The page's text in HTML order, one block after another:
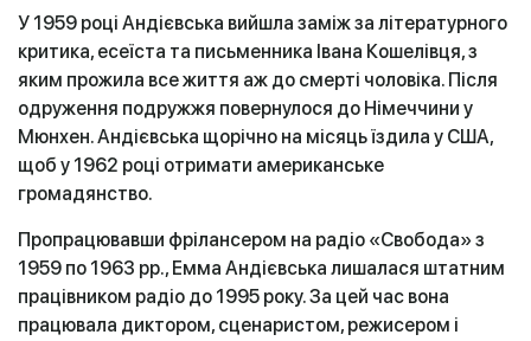
У 1959 році Андієвська вийшла заміж за літературного
критика, есеїста та письменника Івана Кошелівця, з
яким прожила все життя аж до смерті чоловіка. Після
одруження подружжя повернулося до Німеччини у
Мюнхен. Андієвська щорічно на місяць їздила у США,
щоб у 1962 році отримати американське
громадянство.
Пропрацювавши фрілансером на радіо «Свобода» з
1959 по 1963 рр., Емма Андієвська лишалася штатним
працівником радіо до 1995 року. За цей час вона
працювала диктором, сценаристом, режисером і